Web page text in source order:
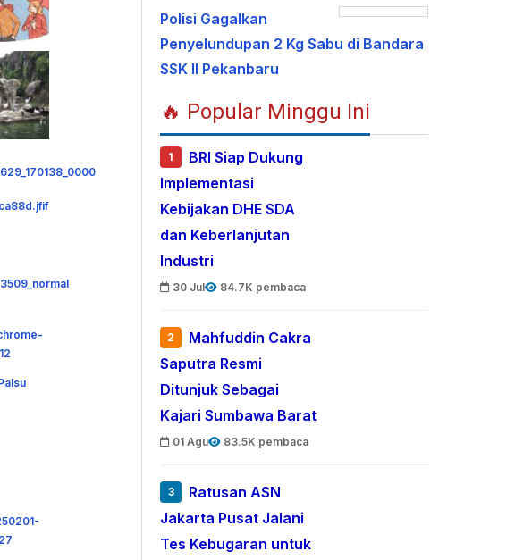
Polisi Gagalkan
Penyelundupan 2 Kg Sabu di Bandara
SSK II Pekanbaru
🔥 Popular Minggu Ini
1
BRI Siap Dukung
Implementasi
Kebijakan DHE SDA
dan Keberlanjutan
Industri
30 Jul 84.7K pembaca
2
Mahfuddin Cakra
Saputra Resmi
Ditunjuk Sebagai
Kajari Sumbawa Barat
01 Agu 83.5K pembaca
3
Ratusan ASN
Jakarta Pusat Jalani
Tes Kebugaran untuk